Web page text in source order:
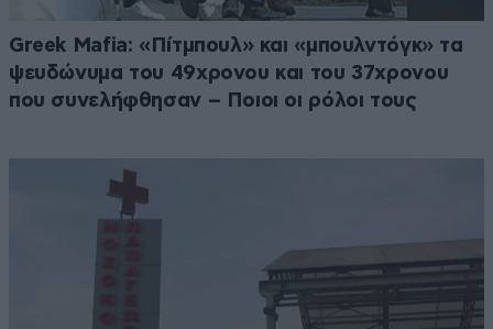
Greek Μafia: «Πίτμπουλ» και «μπουλντόγκ» τα
ψευδώνυμα του 49χρονου και του 37χρονου
που συνελήφθησαν – Ποιοι οι ρόλοι τους